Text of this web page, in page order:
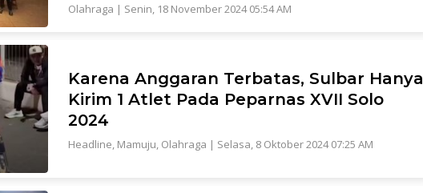
Olahraga | Senin, 18 November 2024 05:54 AM
Karena Anggaran Terbatas, Sulbar Hanya
Kirim 1 Atlet Pada Peparnas XVII Solo
2024
Headline, Mamuju, Olahraga | Selasa, 8 Oktober 2024 07:25 AM